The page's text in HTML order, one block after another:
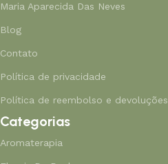
Maria Aparecida Das Neves
Blog
Contato
Política de privacidade
Política de reembolso e devoluções
Categorias
Aromaterapia